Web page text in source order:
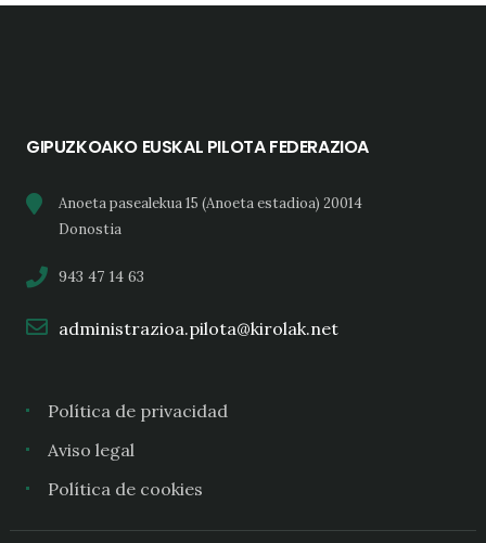
GIPUZKOAKO EUSKAL PILOTA FEDERAZIOA
Anoeta pasealekua 15 (Anoeta estadioa) 20014
Donostia
943 47 14 63
administrazioa.pilota@kirolak.net
Política de privacidad
Aviso legal
Política de cookies